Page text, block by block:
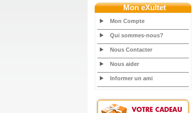
Mon eXultet
Mon Compte
Qui sommes-nous?
Nous Contacter
Nous aider
Informer un ami